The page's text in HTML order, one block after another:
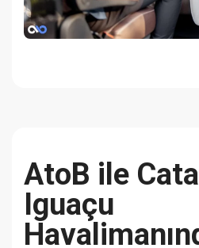
AtoB ile
Iguaçu